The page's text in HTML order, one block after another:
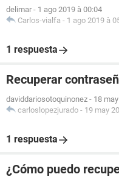
delimar - 1 ago 2019 à 00:04
Carlos-vialfa - 1 ago 2019 à
1 respuesta
Recuperar
daviddariosotoquinonez - 18
carloslopezjurado - 19 may
1 respuesta
¿Cómo puedo